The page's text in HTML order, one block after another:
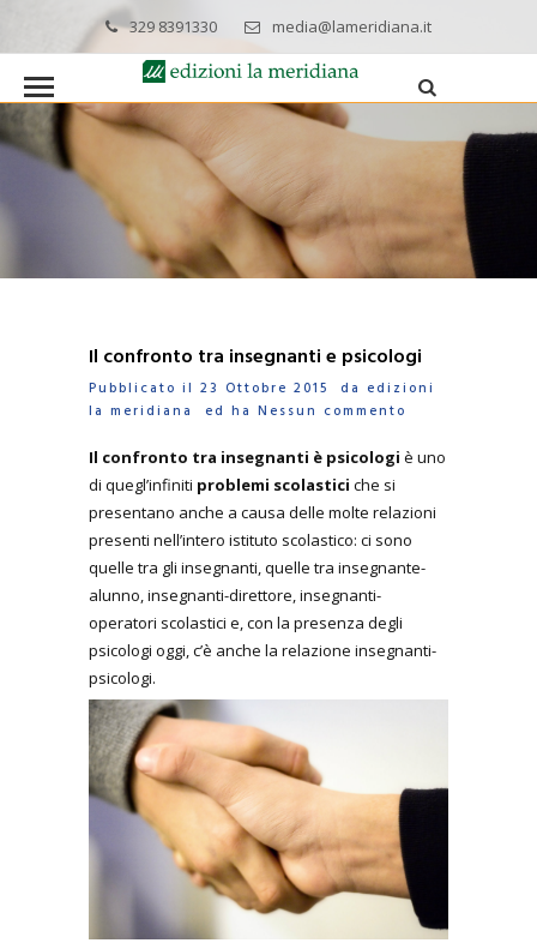
329 8391330 media@lameridiana.it
Il confronto tra insegnanti e psicologi
Pubblicato il 23 Ottobre 2015 da edizioni
la meridiana
ed ha Nessun commento
Il confronto tra insegnanti è psicologi è uno
di quegl’infiniti problemi scolastici che si
presentano anche a causa delle molte relazioni
presenti nell’intero istituto scolastico: ci sono
quelle tra gli insegnanti, quelle tra insegnante-
alunno, insegnanti-direttore, insegnanti-
operatori scolastici e, con la presenza degli
psicologi oggi, c’è anche la relazione insegnanti-
psicologi.